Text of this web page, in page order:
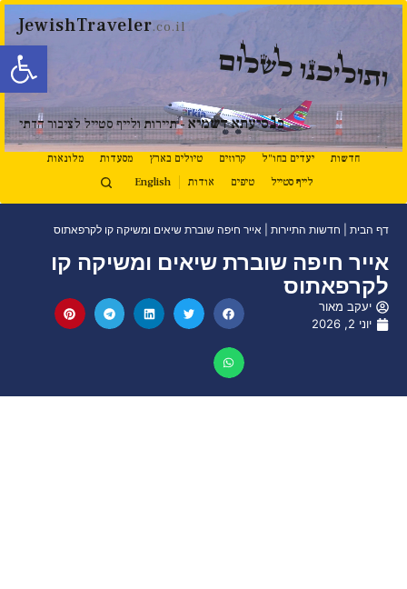
פתח
JewishTraveler.co.il
ותוליכנו לשלום
בנסיעתא דשמיא - תיירות ולייף סטייל לציבור הדתי
חדשות יעדים בחו"ל קרוזים טיולים בארץ מסעדות
מלונאות
לייף סטייל
טיפים אודות English
דף הבית חדשות התיירות אייר חיפה שוברת שיאים ומשיקה קו לקרפאתוס
אייר חיפה שוברת שיאים ומשיקה קו
לקרפאתוס
יעקב מאור
יוני 2, 2026